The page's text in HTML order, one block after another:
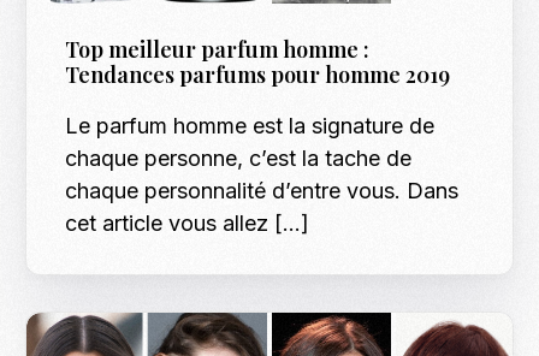
Top meilleur parfum homme :
Tendances parfums pour homme 2019
Le parfum homme est la signature de
chaque personne, c’est la tache de
chaque personnalité d’entre vous. Dans
cet article vous allez […]